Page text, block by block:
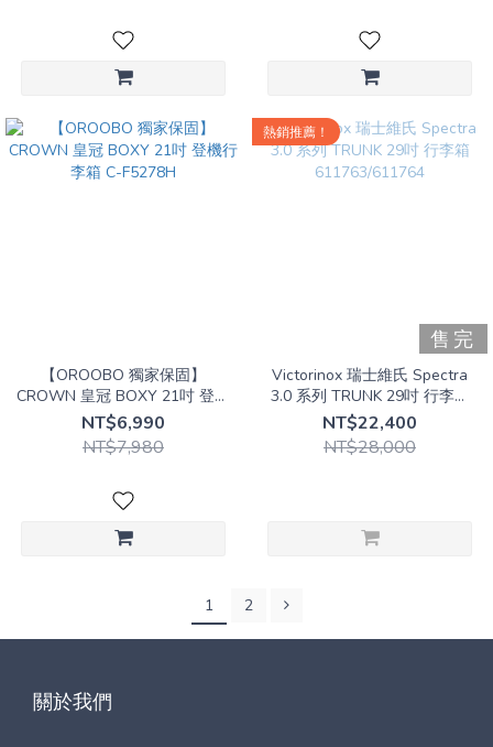
【OROOBO 獨家保固】
CROWN 皇冠 BOXY 21吋 登機
行李箱 C-F5278H
NT$6,990
NT$7,980
熱銷推薦！
售完
Victorinox 瑞士維氏 Spectra
3.0 系列 TRUNK 29吋 行李箱
611763/611764
NT$22,400
NT$28,000
1 2
關於我們